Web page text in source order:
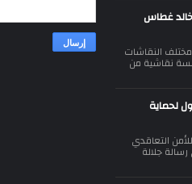
خالد غطاس
النقاشات
نقاشية من
لحماية
التعاقدي
جلالة